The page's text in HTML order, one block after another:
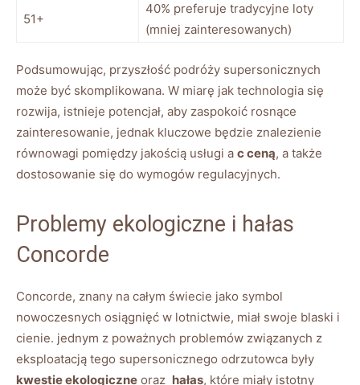
51+
40% preferuje ‍tradycyjne loty
(mniej zainteresowanych)
Podsumowując, przyszłość podróży ⁤supersonicznych ​
może być skomplikowana. W ‍miarę ‍jak technologia ⁣się
rozwija, ⁤istnieje ‍potencjał, aby ⁤zaspokoić ​rosnące⁤
zainteresowanie, ​jednak kluczowe będzie znalezienie
równowagi pomiędzy‌ jakością usługi a c ceną, a także
dostosowanie się ‌do wymogów regulacyjnych.
Problemy‌ ekologiczne i ‍hałas
Concorde
Concorde, znany na całym świecie jako symbol
nowoczesnych osiągnięć w lotnictwie, miał swoje blaski i
cienie. jednym z poważnych problemów związanych‌ z
eksploatacją tego supersonicznego odrzutowca były
kwestie ekologiczne oraz ⁤ hałas, które miały istotny